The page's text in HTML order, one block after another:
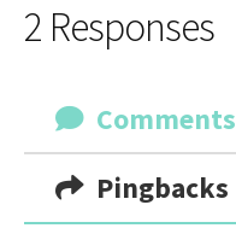
2 Responses
Comments
Pingbacks